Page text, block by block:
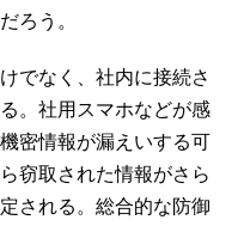
ろう。
でなく、社内に接続さ
。社用スマホなどが感
密情報が漏えいする可
窃取された情報がさら
される。総合的な防御